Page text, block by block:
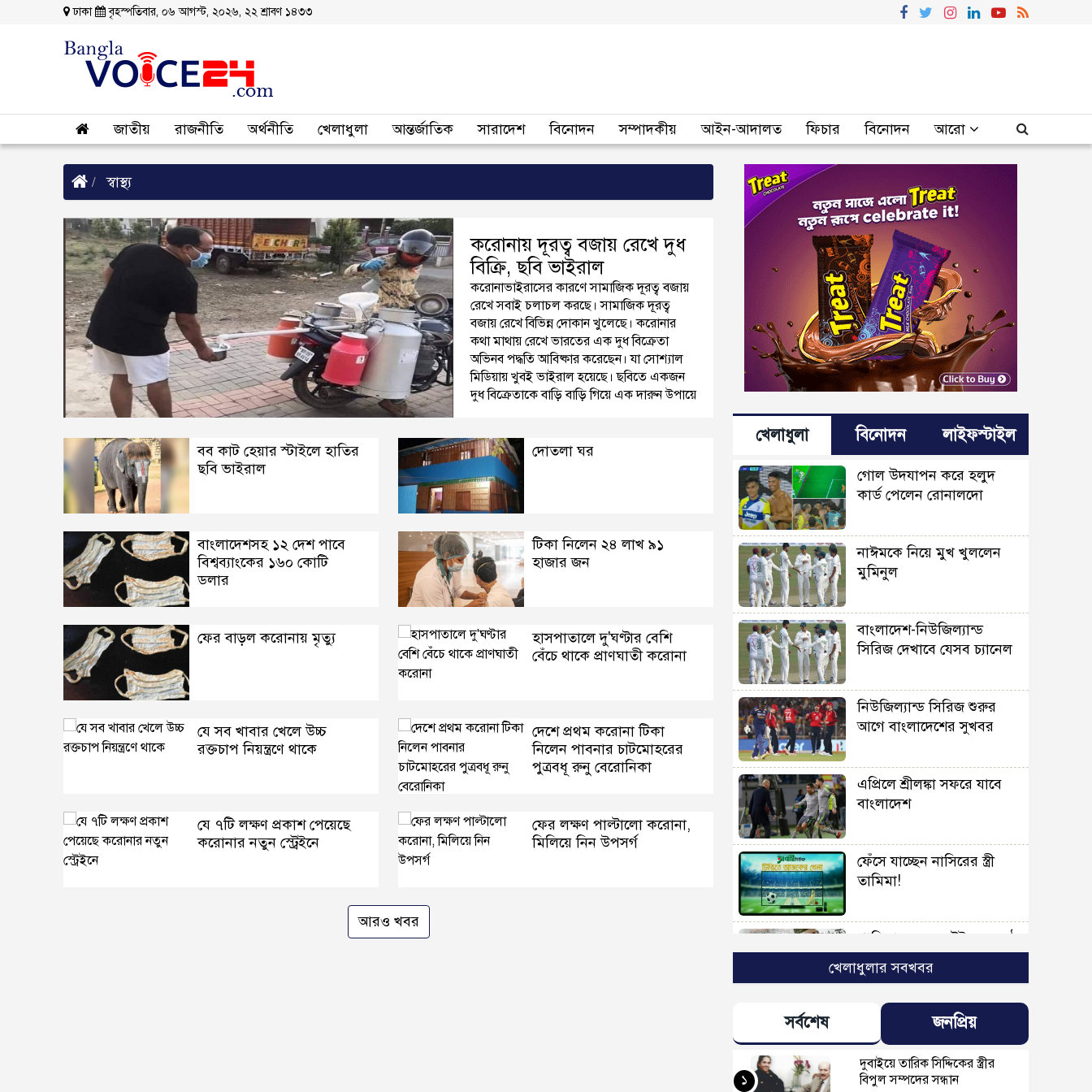
ঢাকা বৃহস্পতিবার, ০৬ আগস্ট, ২০২৬, ২২ শ্রাবণ ১৪৩৩
জাতীয় রাজনীতি অর্থনীতি খেলাধুলা আন্তর্জাতিক সারাদেশ বিনোদন সম্পাদকীয় আইন-আদালত ফিচার বিনোদন আরো
স্বাস্থ্য
করোনায় দূরত্ব বজায় রেখে দুধ
বিক্রি, ছবি ভাইরাল
করোনাভাইরাসের কারণে সামাজিক দূরত্ব বজায়
রেখে সবাই চলাচল করছে। সামাজিক দূরত্ব
বজায় রেখে বিভিন্ন দোকান খুলেছে। করোনার
কথা মাথায় রেখে ভারতের এক দুধ বিক্রেতা
অভিনব পদ্ধতি আবিষ্কার করেছেন। যা সোশ্যাল
মিডিয়ায় খুবই ভাইরাল হয়েছে। ছবিতে একজন
দুধ বিক্রেতাকে বাড়ি বাড়ি গিয়ে এক দারুন উপায়ে
বব কাট হেয়ার স্টাইলে হাতির
ছবি ভাইরাল
দোতলা ঘর
বাংলাদেশসহ ১২ দেশ পাবে
বিশ্বব্যাংকের ১৬০ কোটি
ডলার
টিকা নিলেন ২৪ লাখ ৯১
হাজার জন
ফের বাড়ল করোনায় মৃত্যু
হাসপাতালে দু'ঘণ্টার বেশি
বেঁচে থাকে প্রাণঘাতী করোনা
যে সব খাবার খেলে উচ্চ
রক্তচাপ নিয়ন্ত্রণে থাকে
দেশে প্রথম করোনা টিকা
নিলেন পাবনার চাটমোহরের
পুত্রবধূ রুনু বেরোনিকা
যে ৭টি লক্ষণ প্রকাশ পেয়েছে
করোনার নতুন স্ট্রেইনে
ফের লক্ষণ পাল্টালো করোনা,
মিলিয়ে নিন উপসর্গ
আরও খবর
খেলাধুলা বিনোদন লাইফস্টাইল
গোল উদযাপন করে হলুদ
কার্ড পেলেন রোনালদো
নাঈমকে নিয়ে মুখ খুললেন
মুমিনুল
বাংলাদেশ-নিউজিল্যান্ড
সিরিজ দেখাবে যেসব চ্যানেল
নিউজিল্যান্ড সিরিজ শুরুর
আগে বাংলাদেশের সুখবর
এপ্রিলে শ্রীলঙ্কা সফরে যাবে
বাংলাদেশ
ফেঁসে যাচ্ছেন নাসিরের স্ত্রী
তামিমা!
পাকিস্তানে বসে স্টেইনের কণ্ঠে
আইপিএলের দুর্নাম
মিরাজের কুরআন
তেলাওয়াতের ভিডিও ভাইরাল
(ভিডিও)
খেলাধুলার সবখবর
সর্বশেষ জনপ্রিয়
১
দুবাইয়ে তারিক সিদ্দিকের স্ত্রীর
বিপুল সম্পদের সন্ধান